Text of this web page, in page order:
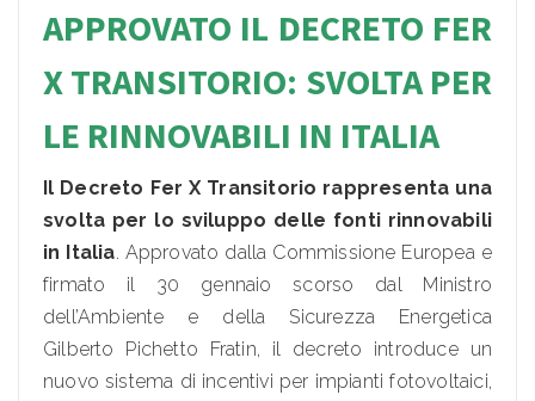
APPROVATO IL DECRETO FER
X TRANSITORIO: SVOLTA PER
LE RINNOVABILI IN ITALIA
Il Decreto Fer X Transitorio rappresenta una
svolta per lo sviluppo delle fonti rinnovabili
in Italia. Approvato dalla Commissione Europea e
firmato il 30 gennaio scorso dal Ministro
dell’Ambiente e della Sicurezza Energetica
Gilberto Pichetto Fratin, il decreto introduce un
nuovo sistema di incentivi per impianti fotovoltaici,